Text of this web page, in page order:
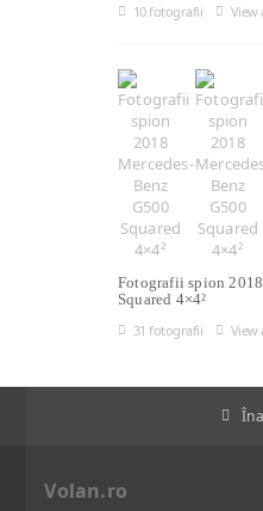
10 fotografii
View
Fotografii spion
Squared 4×4²
31 fotografii
View
Volan.ro